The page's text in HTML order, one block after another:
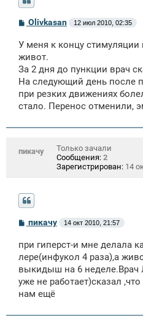
С
б
щ
н
и
Olivkasan 12 июл 2010, 02:35
У меня к концу стимуляции
живот.
За 2 дня до пункции врач
На следующий день после
при резких движениях
стало. Перенос отменили,
пикачу
Только зачали
Сообщения: 2
Зарегистрирован: 14
С
б
щ
н
и
пикачу 14 окт 2010, 21:57
при гиперст-и мне делала
лере(инфукол 4 раза),а
выкидыш на 6
уже не работает)сказал
нам ещё